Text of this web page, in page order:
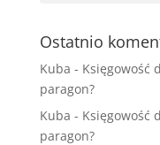
Ostatnio
Kuba - Księgowość
paragon?
Kuba - Księgowość
paragon?